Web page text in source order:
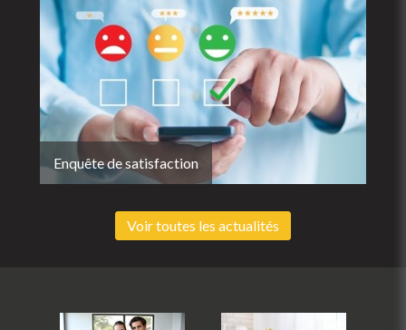
Enquête de satisfaction
Voir toutes les actualités